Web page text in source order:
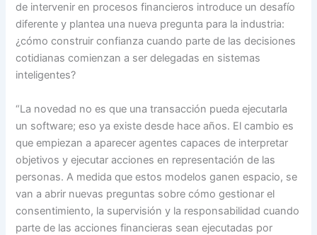
de intervenir en procesos financieros introduce un desafío
diferente y plantea una nueva pregunta para la industria:
¿cómo construir confianza cuando parte de las decisiones
cotidianas comienzan a ser delegadas en sistemas
inteligentes?
“La novedad no es que una transacción pueda ejecutarla
un software; eso ya existe desde hace años. El cambio es
que empiezan a aparecer agentes capaces de interpretar
objetivos y ejecutar acciones en representación de las
personas. A medida que estos modelos ganen espacio, se
van a abrir nuevas preguntas sobre cómo gestionar el
consentimiento, la supervisión y la responsabilidad cuando
parte de las acciones financieras sean ejecutadas por